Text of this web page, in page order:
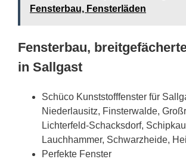
Fensterbau, Fensterläden
Fensterbau,
in Sallgast
Schüco Kunststofffenster für
Niederlausitz, Finsterwalde,
Lichterfeld-Schacksdorf,
Lauchhammer, Schwarzheide,
Perfekte Fenster